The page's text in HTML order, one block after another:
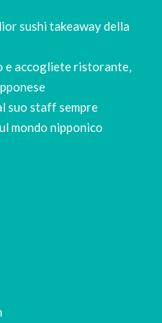
sushi takeaway della
e accogliete ristorante,
suo staff sempre
mondo nipponico